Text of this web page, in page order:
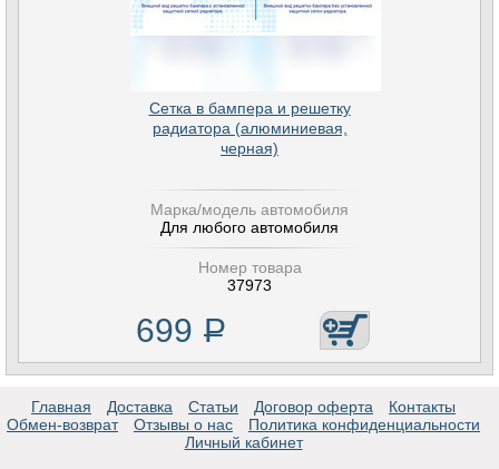
Сетка в бампера и решетку
радиатора (алюминиевая,
черная)
Марка/модель автомобиля
Для любого автомобиля
Номер товара
37973
699 Р
Главная Доставка Статьи Договор оферта
Контакты
Обмен-возврат
Отзывы о нас
Политика конфиденциальности
Личный кабинет